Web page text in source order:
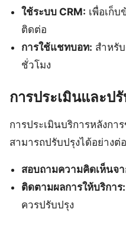
ใช้ระบบ CRM: เพื่อเก็
ติดต่อ
การใช้แชทบอท: สำหรั
ชั่วโมง
การประเมินและป
การประเมินบริการหลังกา
สามารถปรับปรุงได้อย่างต่
สอบถามความคิดเห็นจ
ติดตามผลการให้บริการ:
ควรปรับปรุง